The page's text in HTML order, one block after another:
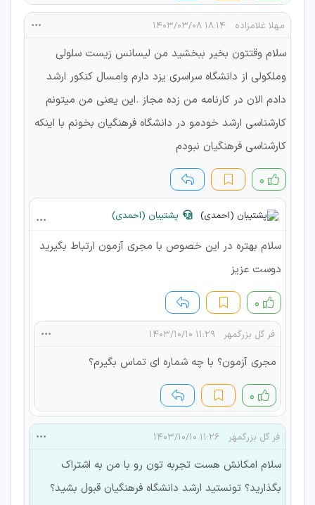
مهلا غلامزاده ۱۸:۱۴ ۱۴۰۳/۰۳/۰۸
سلام وقتتون بخیر ببخشید من لیسانس زیست سلولی
وملکولی از دانشگاه سراسری یزد دارم وامسال کنکور ارشد
دادم الان در کارنامه من زده مجاز .این یعنی من میتونم
کارشناسی ارشد خودمو در دانشگاه فرهنگیان بخونم با اینکه
کارشناسی فرهنگیان نبودم
۰
پشتیبان (احمدی)
سلام بهتره در این خصوص با مجری آزمون ارتباط بگیرید
دوست عزیز
۰
فر گل بزرگمهر ۱۱:۲۹ ۱۴۰۳/۱۰/۱۰
مجری آزمون؟ با چه شماره ای تماس بگیرم؟
۰
فر گل بزرگمهر ۱۱:۲۶ ۱۴۰۳/۱۰/۱۰
سلام امکانش هست تجربه تون رو با من به اشتراک
بگذارید؟ تونستید ارشد دانشگاه فرهنگیان قبول بشید؟